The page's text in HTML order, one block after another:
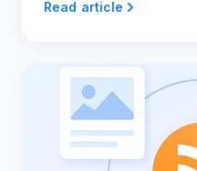
contenu le plus récent
Read article